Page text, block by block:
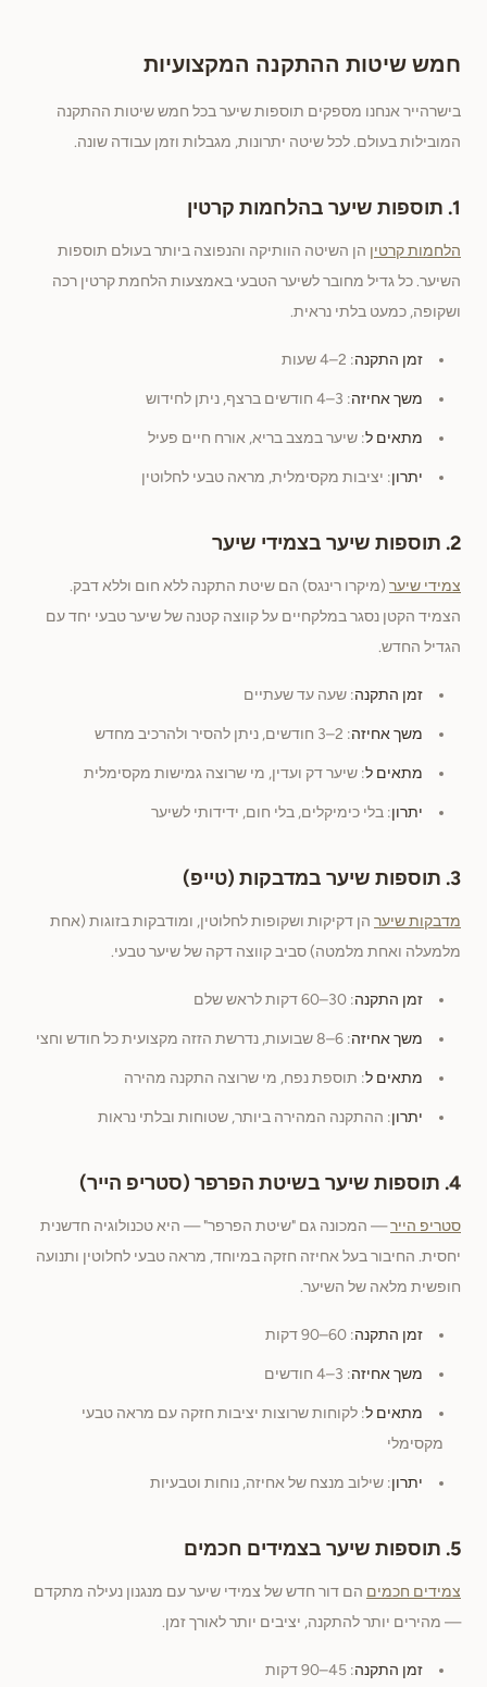
חמש שיטות ההתקנה המקצועיות
בישרהייר אנחנו מספקים תוספות שיער בכל חמש שיטות ההתקנה
המובילות בעולם. לכל שיטה יתרונות, מגבלות וזמן עבודה שונה.
1. תוספות שיער בהלחמות קרטין
הלחמות קרטין הן השיטה הוותיקה והנפוצה ביותר בעולם תוספות
השיער. כל גדיל מחובר לשיער הטבעי באמצעות הלחמת קרטין רכה
ושקופה, כמעט בלתי נראית.
זמן התקנה: 2–4 שעות
משך אחיזה: 3–4 חודשים ברצף, ניתן לחידוש
מתאים ל: שיער במצב בריא, אורח חיים פעיל
יתרון: יציבות מקסימלית, מראה טבעי לחלוטין
2. תוספות שיער בצמידי שיער
צמידי שיער (מיקרו רינגס) הם שיטת התקנה ללא חום וללא דבק.
הצמיד הקטן נסגר במלקחיים על קווצה קטנה של שיער טבעי יחד עם
הגדיל החדש.
זמן התקנה: שעה עד שעתיים
משך אחיזה: 2–3 חודשים, ניתן להסיר ולהרכיב מחדש
מתאים ל: שיער דק ועדין, מי שרוצה גמישות מקסימלית
יתרון: בלי כימיקלים, בלי חום, ידידותי לשיער
3. תוספות שיער במדבקות (טייפ)
מדבקות שיער הן דקיקות ושקופות לחלוטין, ומודבקות בזוגות (אחת
מלמעלה ואחת מלמטה) סביב קווצה דקה של שיער טבעי.
זמן התקנה: 30–60 דקות לראש שלם
משך אחיזה: 6–8 שבועות, נדרשת הזזה מקצועית כל חודש וחצי
מתאים ל: תוספת נפח, מי שרוצה התקנה מהירה
יתרון: ההתקנה המהירה ביותר, שטוחות ובלתי נראות
4. תוספות שיער בשיטת הפרפר (סטריפ הייר)
סטריפ הייר— המכונה גם "שיטת הפרפר" — היא טכנולוגיה חדשנית
יחסית. החיבור בעל אחיזה חזקה במיוחד, מראה טבעי לחלוטין ותנועה
חופשית מלאה של השיער.
זמן התקנה: 60–90 דקות
משך אחיזה: 3–4 חודשים
מתאים ל: לקוחות שרוצות יציבות חזקה עם מראה טבעי
מקסימלי
יתרון: שילוב מנצח של אחיזה, נוחות וטבעיות
5. תוספות שיער בצמידים חכמים
צמידים חכמים הם דור חדש של צמידי שיער עם מנגנון נעילה מתקדם
— מהירים יותר להתקנה, יציבים יותר לאורך זמן.
זמן התקנה: 45–90 דקות